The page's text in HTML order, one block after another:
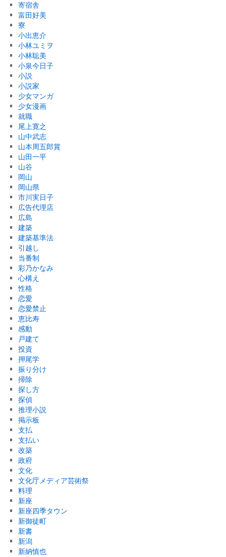
寄宿舎
富田好美
寮
小出恵介
小林ユミヲ
小林聡美
小泉今日子
小説
小説家
少女マンガ
少女漫画
就職
尾上寛之
山中武志
山本周五郎賞
山田一平
山谷
岡山
岡山県
市川実日子
広告代理店
広島
建築
建築基準法
引越し
当番制
彩乃かなみ
心構え
性格
恋愛
恋愛禁止
恵比寿
感動
戸建て
投資
押尾学
振り分け
掃除
探し方
探偵
推理小説
掲示板
支払
支払い
改築
政府
文化
文化庁メディア芸術祭
料理
新座
新座四季タウン
新御徒町
新書
新潟
新納慎也